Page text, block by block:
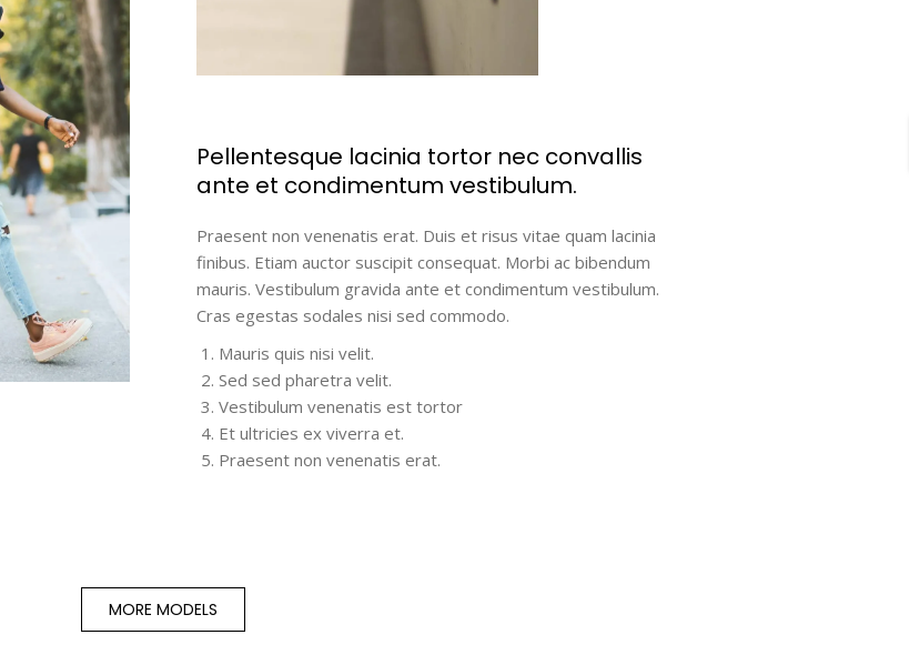
Pellentesque lacinia tortor nec convallis
ante et condimentum vestibulum.
Praesent non venenatis erat. Duis et risus vitae quam lacinia
finibus. Etiam auctor suscipit consequat. Morbi ac bibendum
mauris. Vestibulum gravida ante et condimentum vestibulum.
Cras egestas sodales nisi sed commodo.
Mauris quis nisi velit.
Sed sed pharetra velit.
Vestibulum venenatis est tortor
Et ultricies ex viverra et.
Praesent non venenatis erat.
MORE MODELS